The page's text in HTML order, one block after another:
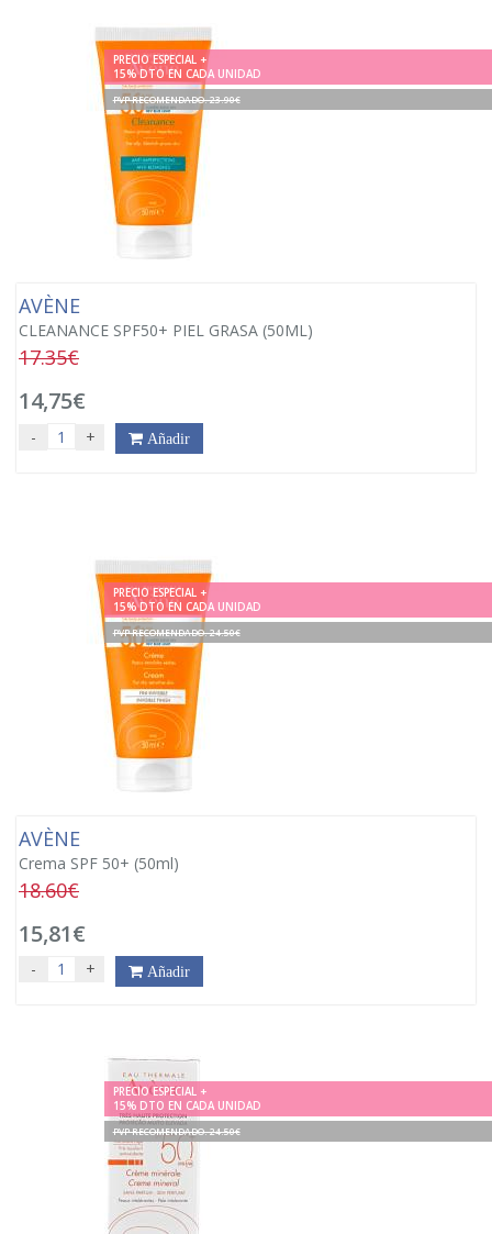
PRECIO ESPECIAL +
15% DTO EN CADA UNIDAD
PVP RECOMENDADO. 23.90€
AVÈNE
CLEANANCE SPF50+ PIEL GRASA (50ML)
17.35€
14,75€
- + Añadir
PRECIO ESPECIAL +
15% DTO EN CADA UNIDAD
PVP RECOMENDADO. 24.50€
AVÈNE
Crema SPF 50+ (50ml)
18.60€
15,81€
- + Añadir
PRECIO ESPECIAL +
15% DTO EN CADA UNIDAD
PVP RECOMENDADO. 24.50€